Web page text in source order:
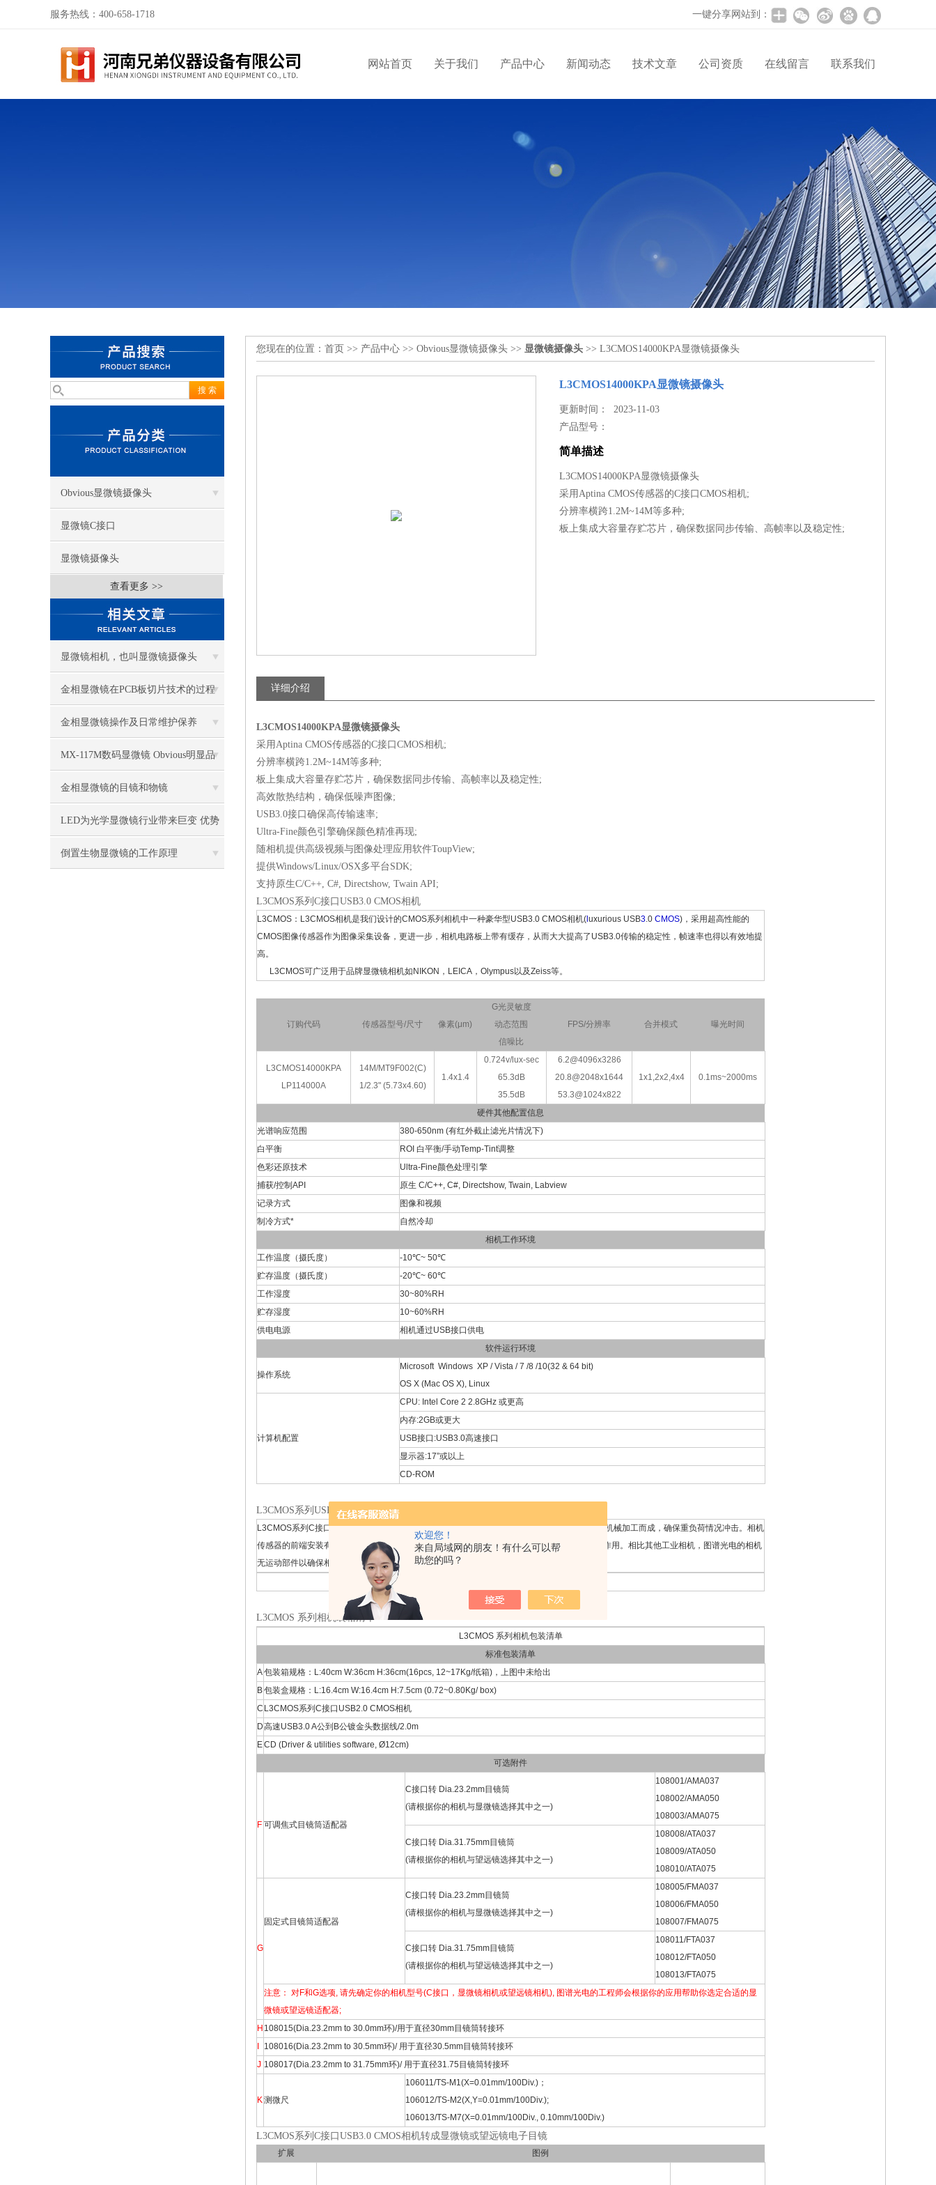
欢迎您！
来自局域网的朋友！有什么可以帮
助您的吗？
服务热线：400-658-1718 一键分享网站到：
网站首页 关于我们 产品中心 新闻动态 技术文章 公司资质 在线留言 联系我们
Obvious显微镜摄像头
显微镜C接口
显微镜摄像头
查看更多 >>
显微镜相机，也叫显微镜摄像头
金相显微镜在PCB板切片技术的过程
控制中的作用
金相显微镜操作及日常维护保养
MX-117M数码显微镜 Obvious明显品
牌值得推荐
金相显微镜的目镜和物镜
LED为光学显微镜行业带来巨变 优势
比传统卤素更明显
倒置生物显微镜的工作原理
您现在的位置： 首页 >> 产品中心 >> Obvious显微镜摄像头 >> 显微镜摄像头 >> L3CMOS14000KPA显微镜摄像头
L3CMOS14000KPA显微镜摄像头
更新时间： 2023-11-03
产品型号：
简单描述
L3CMOS14000KPA显微镜摄像头
采用Aptina CMOS传感器的C接口CMOS相机;
分辨率横跨1.2M~14M等多种;
板上集成大容量存贮芯片，确保数据同步传输、高帧率以及稳定性;
详细介绍
L3CMOS14000KPA显微镜摄像头
采用Aptina CMOS传感器的C接口CMOS相机;
分辨率横跨1.2M~14M等多种;
板上集成大容量存贮芯片，确保数据同步传输、高帧率以及稳定性;
高效散热结构，确保低噪声图像;
USB3.0接口确保高传输速率;
Ultra-Fine颜色引擎确保颜色精准再现;
随相机提供高级视频与图像处理应用软件ToupView;
提供Windows/Linux/OSX多平台SDK;
支持原生C/C++, C#, Directshow, Twain API;
L3CMOS系列C接口USB3.0 CMOS相机
L3CMOS：L3CMOS相机是我们设计的CMOS系列相机中一种豪华型USB3.0 CMOS相机( uxurious USB3.0 CMOS)，采用超高性能的
CMOS图像传感器作为图像采集设备，更进一步，相机电路板上带有缓存，从而大大提高了USB3.0传输的稳定性，帧速率也得以有效地提
高。
L3CMOS可广泛用于品牌显微镜相机如NIKON，LEICA，Olympus以及Zeiss等。
订购代码 传感器型号/尺寸 像素(μm)
G光灵敏度
动态范围
信噪比
FPS/分辨率 合并模式 曝光时间
L3CMOS14000KPA
LP114000A
14M/MT9F002(C)
1/2.3" (5.73x4.60)
1.4x1.4
0.724v/lux-sec
65.3dB
35.5dB
6.2@4096x3286
20.8@2048x1644
53.3@1024x822
1x1,2x2,4x4 0.1ms~2000ms
硬件其他配置信息
光谱响应范围
380-650nm (有红外截止滤光片情况下)
白平衡
ROI 白平衡/手动Temp-Tint调整
色彩还原技术
Ultra-Fine颜色处理引擎
捕获/控制API
原生 C/C++, C#, Directshow, Twain, Labview
记录方式
图像和视频
制冷方式*
自然冷却
相机工作环境
工作温度（摄氏度）
-10℃~ 50℃
贮存温度（摄氏度）
-20℃~ 60℃
工作湿度
30~80%RH
贮存湿度
10~60%RH
供电电源
相机通过USB接口供电
软件运行环境
操作系统
Microsoft Windows XP / Vista / 7 /8 /10(32 & 64 bit)
OS X (Mac OS X), Linux
计算机配置
CPU: Intel Core 2 2.8GHz 或更高
内存:2GB或更大
USB接口:USB3.0高速接口
显示器:17”或以上
CD-ROM
L3CMOS系列USB3.0 CMOS相机外形尺寸示意图
L3CMOS系列C接口USB3.0 CMOS相机外形尺寸示意图（点击放大）。相机壳体由坚硬铝合金机械加工而成，确保重负荷情况冲击。相机
传感器的前端安装有高品质的IR-CUT，主要起到滤除成像中的红外光波，同时保护相机传感器作用。相比其他工业相机，图谱光电的相机
无运动部件以确保相机坚固可靠、经久耐用，同时不存在由于运动部件抖动而引发的成像模糊。
L3CMOS 系列相机装箱清单
L3CMOS 系列相机包装清单
标准包装清单
A包装箱规格：L:40cm W:36cm H:36cm(16pcs, 12~17Kg/纸箱)，上图中未给出
B包装盒规格：L:16.4cm W:16.4cm H:7.5cm (0.72~0.80Kg/ box)
C L3CMOS系列C接口USB2.0 CMOS相机
D高速USB3.0 A公到B公镀金头数据线/2.0m
ECD (Driver & utilities software, Ø12cm)
可选附件
F 可调焦式目镜筒适配器
C接口转 Dia.23.2mm目镜筒
(请根据你的相机与显微镜选择其中之一)
108001/AMA037
108002/AMA050
108003/AMA075
C接口转 Dia.31.75mm目镜筒
(请根据你的相机与望远镜选择其中之一)
108008/ATA037
108009/ATA050
108010/ATA075
G
固定式目镜筒适配器
C接口转 Dia.23.2mm目镜筒
(请根据你的相机与显微镜选择其中之一)
108005/FMA037
108006/FMA050
108007/FMA075
C接口转 Dia.31.75mm目镜筒
(请根据你的相机与望远镜选择其中之一)
108011/FTA037
108012/FTA050
108013/FTA075
注意： 对F和G选项, 请先确定你的相机型号(C接口，显微镜相机或望远镜相机), 图谱光电的工程师会根据你的应用帮助你选定合适的显
微镜或望远镜适配器;
H 108015(Dia.23.2mm to 30.0mm环)/用于直径30mm目镜筒转接环
108016(Dia.23.2mm to 30.5mm环)/ 用于直径30.5mm目镜筒转接环
J 108017(Dia.23.2mm to 31.75mm环)/ 用于直径31.75目镜筒转接环
K测微尺
106011/TS-M1(X=0.01mm/100Div.)；
106012/TS-M2(X,Y=0.01mm/100Div.);
106013/TS-M7(X=0.01mm/100Div., 0.10mm/100Div.)
L3CMOS系列C接口USB3.0 CMOS相机转成显微镜或望远镜电子目镜
扩展 图例